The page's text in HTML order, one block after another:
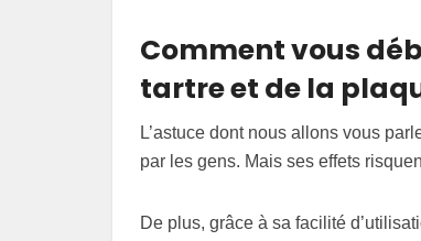
Comment vous
tartre et de la
L’astuce dont nous allons vous
par les gens. Mais ses effets
De plus, grâce à sa facilité